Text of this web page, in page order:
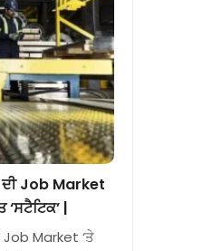
ਦੀ Job Market
|
Market ‘ਤੇ